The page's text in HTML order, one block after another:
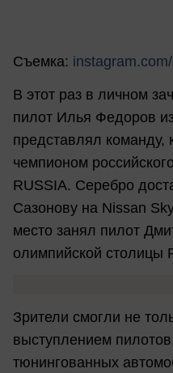
Съемка:
В этот раз в личном
пилот Илья Федоров
представлял команду,
чемпионом
RUSSIA. Серебро
Сазонову на Nissan
место занял пилот
олимпийской столицы
Зрители смогли не
выступлением
тюнингованных